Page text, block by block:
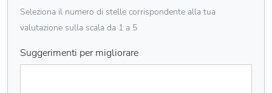
Seleziona il numero di stelle corrispondente alla tua
valutazione sulla scala da 1 a 5
Suggerimenti per migliorare